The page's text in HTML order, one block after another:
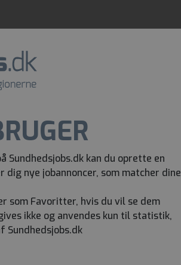
Sundhedsjobs.dk kan du oprette en
dig nye jobannoncer, som matcher dine
som Favoritter, hvis du vil se dem
ikke og anvendes kun til statistik,
Sundhedsjobs.dk